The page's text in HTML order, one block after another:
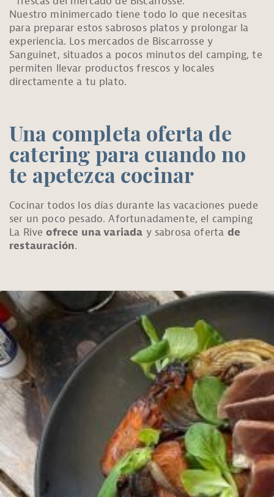
Nuestro minimercado tiene todo lo que necesitas
para preparar estos sabrosos platos y prolongar la
experiencia. Los mercados de Biscarrosse y
Sanguinet, situados a pocos minutos del camping, te
permiten llevar productos frescos y locales
directamente a tu plato.
Una completa oferta de
catering para cuando no
te apetezca cocinar
Cocinar todos los días durante las vacaciones puede
ser un poco pesado. Afortunadamente, el camping
La Riveofrece una variada y sabrosa oferta de
restauración.